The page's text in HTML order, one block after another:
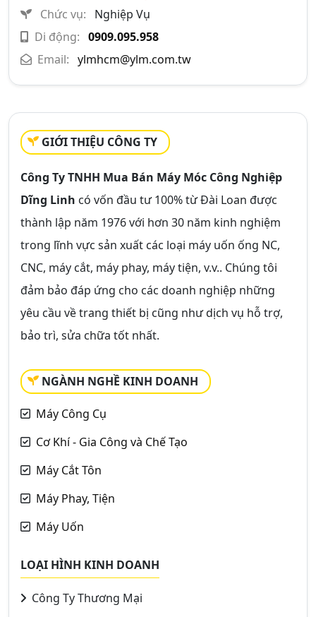
Chức vụ:
Nghiệp Vụ
Di động: 0909.095.958
Email: ylmhcm@ylm.com.tw
GIỚI THIỆU CÔNG TY
Công Ty TNHH Mua Bán Máy Móc Công Nghiệp
Dĩng Linh có vốn đầu tư 100% từ Đài Loan được
thành lập năm 1976 với hơn 30 năm kinh nghiệm
trong lĩnh vực sản xuất các loại máy uốn ống NC,
CNC, máy cắt, máy phay, máy tiện, v.v.. Chúng tôi
đảm bảo đáp ứng cho các doanh nghiệp những
yêu cầu về trang thiết bị cũng như dịch vụ hỗ trợ,
bảo trì, sửa chữa tốt nhất.
NGÀNH NGHỀ KINH DOANH
Máy Công Cụ
Cơ Khí - Gia Công và Chế Tạo
Máy Cắt Tôn
Máy Phay, Tiện
Máy Uốn
LOẠI HÌNH KINH DOANH
Công Ty Thương Mại